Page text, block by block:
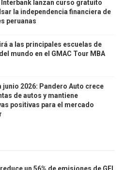
Interbank lanzan curso gratuito
la independencia financiera de
peruanas
a las principales escuelas de
mundo en el GMAC Tour MBA
junio 2026: Pandero Auto crece
de autos y mantiene
positivas para el mercado
un 56% de emisiones de GEI